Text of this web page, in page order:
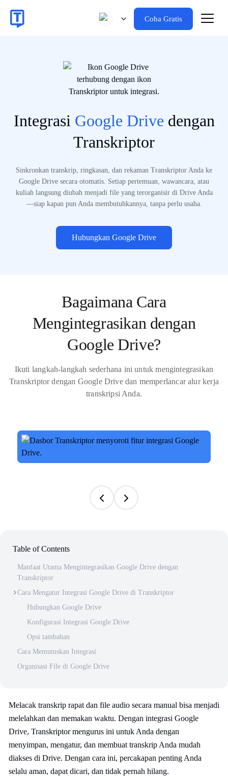
Coba Gratis
Integrasi Google Drive dengan
Transkriptor
Sinkronkan transkrip, ringkasan, dan rekaman Transkriptor Anda ke
Google Drive secara otomatis. Setiap pertemuan, wawancara, atau
kuliah langsung diubah menjadi file yang terorganisir di Drive Anda
—siap kapan pun Anda membutuhkannya, tanpa perlu usaha.
Hubungkan Google Drive
Bagaimana Cara
Mengintegrasikan dengan
Google Drive?
Ikuti langkah-langkah sederhana ini untuk mengintegrasikan
Transkriptor dengan Google Drive dan memperlancar alur kerja
transkripsi Anda.
Table of Contents
Manfaat Utama Mengintegrasikan Google Drive dengan
Transkriptor
Cara Mengatur Integrasi Google Drive di Transkriptor
Hubungkan Google Drive
Konfigurasi Integrasi Google Drive
Opsi tambahan
Cara Memutuskan Integrasi
Organisasi File di Google Drive
Melacak transkrip rapat dan file audio secara manual bisa menjadi
melelahkan dan memakan waktu. Dengan integrasi Google
Drive, Transkriptor mengurus ini untuk Anda dengan
menyimpan, mengatur, dan membuat transkrip Anda mudah
diakses di Drive. Dengan cara ini, percakapan penting Anda
selalu aman, dapat dicari, dan tidak pernah hilang.